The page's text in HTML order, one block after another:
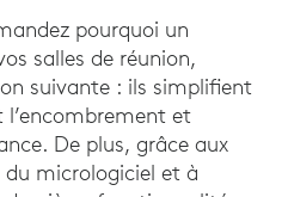
pourquoi un
salles de réunion,
suivante : ils simplifient
l’encombrement et
De plus, grâce aux
du micrologiciel et à